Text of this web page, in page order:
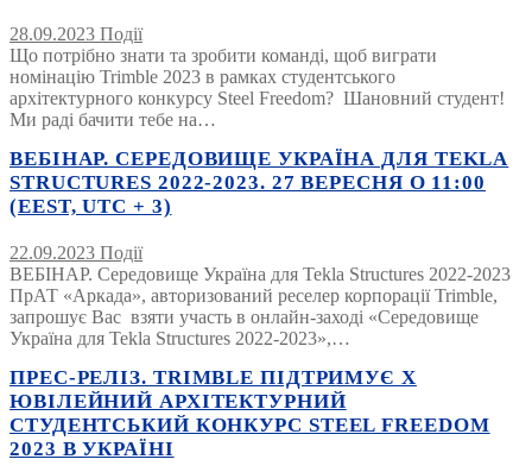
28.09.2023 Події
Що потрібно знати та зробити команді, щоб виграти
номінацію Trimble 2023 в рамках студентського
архітектурного конкурсу Steel Freedom? Шановний студент!
Ми раді бачити тебе на…
ВЕБІНАР. СЕРЕДОВИЩЕ УКРАЇНА ДЛЯ TEKLA
STRUCTURES 2022-2023. 27 ВЕРЕСНЯ О 11:00
(EEST, UTC + 3)
22.09.2023 Події
ВЕБІНАР. Середовище Україна для Tekla Structures 2022-2023
ПрАТ «Аркада», авторизований реселер корпорації Trimble,
запрошує Вас взяти участь в онлайн-заході «Середовище
Україна для Tekla Structures 2022-2023»,…
ПРЕС-РЕЛІЗ. TRIMBLE ПІДТРИМУЄ Х
ЮВІЛЕЙНИЙ АРХІТЕКТУРНИЙ
СТУДЕНТСЬКИЙ КОНКУРС STEEL FREEDOM
2023 В УКРАЇНІ